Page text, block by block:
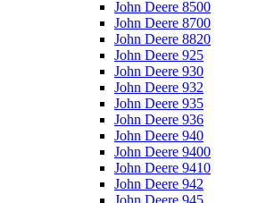
John Deere 8500
John Deere 8700
John Deere 8820
John Deere 925
John Deere 930
John Deere 932
John Deere 935
John Deere 936
John Deere 940
John Deere 9400
John Deere 9410
John Deere 942
John Deere 945